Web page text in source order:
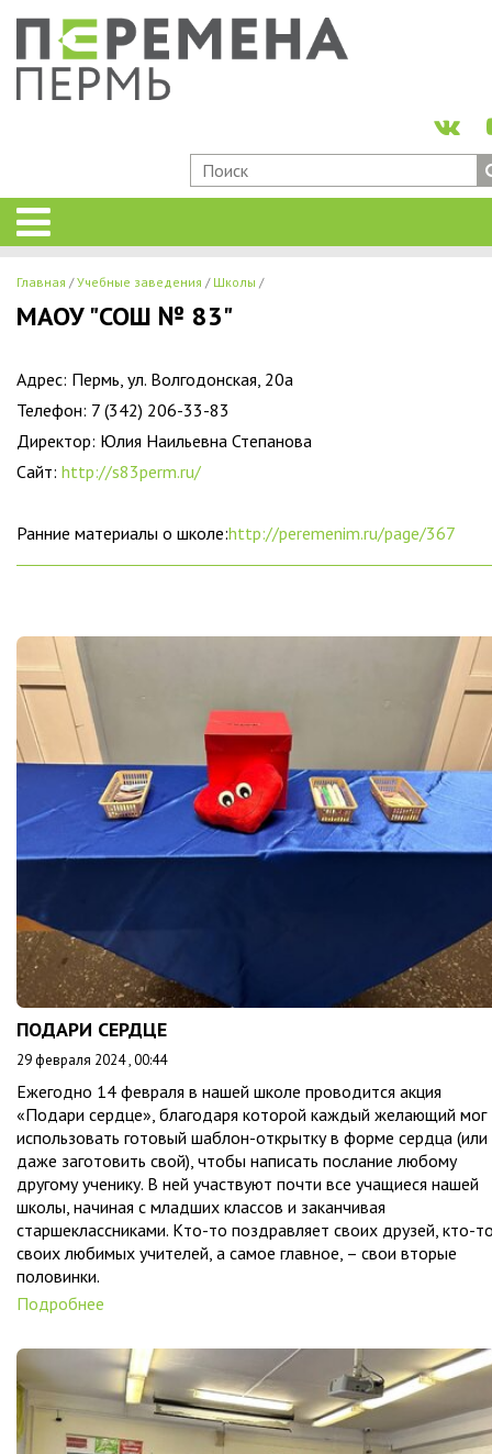
Главная Учебные заведения Школы
МАОУ "СОШ № 83"
Адрес: Пермь, ул. Волгодонская, 20а
Телефон: 7 (342) 206-33-83
Директор: Юлия Наильевна Степанова
Сайт: http://s83perm.ru/
Ранние материалы о школе:http://peremenim.ru/page/367
ПОДАРИ СЕРДЦЕ
29 февраля 2024 , 00:44
Ежегодно 14 февраля в нашей школе проводится акция
«Подари сердце», благодаря которой каждый желающий мог
использовать готовый шаблон-открытку в форме сердца (или
даже заготовить свой), чтобы написать послание любому
другому ученику. В ней участвуют почти все учащиеся нашей
школы, начиная с младших классов и заканчивая
старшеклассниками. Кто-то поздравляет своих друзей, кто-
своих любимых учителей, а самое главное, – свои вторые
половинки.
Подробнее